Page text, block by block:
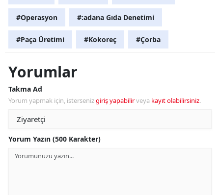
#Operasyon #:adana Gıda Denetimi
#Paça Üretimi #Kokoreç #Çorba
Yorumlar
Takma Ad
Yorum yapmak için, istersenizgiriş yapabilirveya kayıt olabilirsiniz.
Yorum Yazın (500 Karakter)